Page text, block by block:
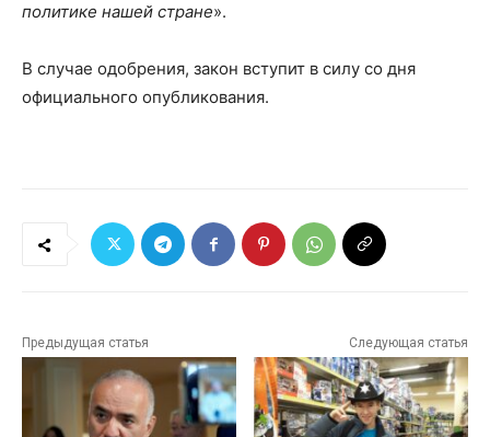
политике нашей стране».
В случае одобрения, закон вступит в силу со дня
официального опубликования.
Предыдущая статья Следующая статья